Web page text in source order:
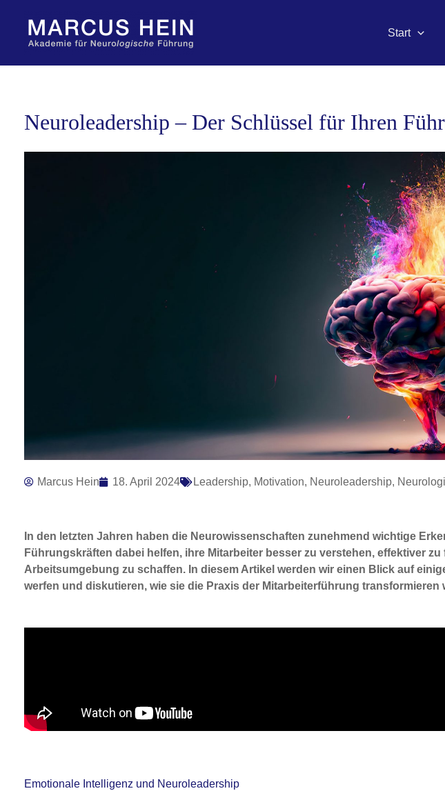
springen
Start
Neuroleadership – Der Schlüssel für Ihren
Marcus Hein 18. April 2024 Leadership, Motivation, Neuroleadership,
In den letzten Jahren haben die Neurowissenschaften zunehmend wichtige
Führungskräften dabei helfen, ihre Mitarbeiter besser zu verstehen, effektiver
Arbeitsumgebung zu schaffen. In diesem Artikel werden wir einen Blick auf
werfen und diskutieren, wie sie die Praxis der Mitarbeiterführung transformieren
Emotionale Intelligenz und Neuroleadership